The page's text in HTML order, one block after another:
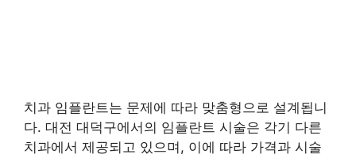
치과 임플란트는 문제에 따라 맞춤형으로 설계됩니
다. 대전 대덕구에서의 임플란트 시술은 각기 다른
치과에서 제공되고 있으며, 이에 따라 가격과 시술